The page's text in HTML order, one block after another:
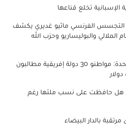
الإسبانية تخلع قناعها
التجسس الفرنسي ماثيو غديري يكشف
والبوليساريو وحزب الله
تأشيرة الدخول للولايات المتحدة: مواطنو 30 دولة إفريقية مطالبون
هل حافظت على نسب ملئها رغم
بالدار البيضاء